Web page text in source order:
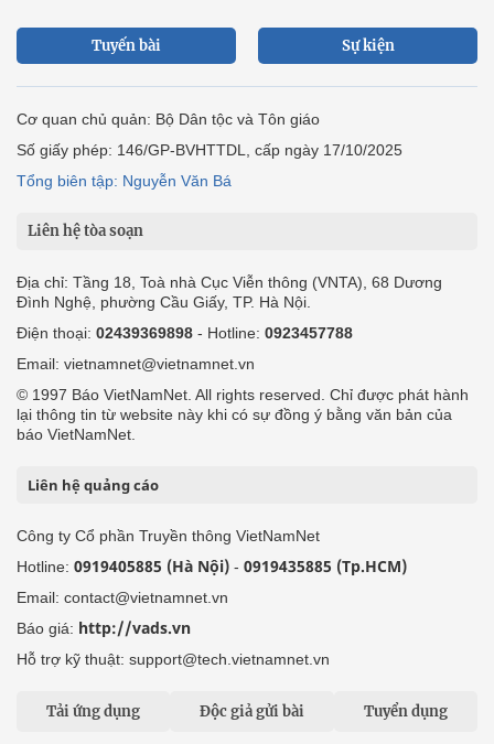
Tuyến bài Sự kiện
Cơ quan chủ quản: Bộ Dân tộc và Tôn giáo
Số giấy phép: 146/GP-BVHTTDL, cấp ngày 17/10/2025
Tổng biên tập: Nguyễn Văn Bá
Liên hệ tòa soạn
Địa chỉ: Tầng 18, Toà nhà Cục Viễn thông (VNTA), 68 Dương
Đình Nghệ, phường Cầu Giấy, TP. Hà Nội.
Điện thoại: 02439369898 - Hotline: 0923457788
Email: vietnamnet@vietnamnet.vn
© 1997 Báo VietNamNet. All rights reserved. Chỉ được phát hành
lại thông tin từ website này khi có sự đồng ý bằng văn bản của
báo VietNamNet.
Liên hệ quảng cáo
Công ty Cổ phần Truyền thông VietNamNet
Hotline: 0919405885 (Hà Nội) - 0919435885 (Tp.HCM)
Email: contact@vietnamnet.vn
Báo giá: http://vads.vn
Hỗ trợ kỹ thuật: support@tech.vietnamnet.vn
Tải ứng dụng Độc giả gửi bài Tuyển dụng